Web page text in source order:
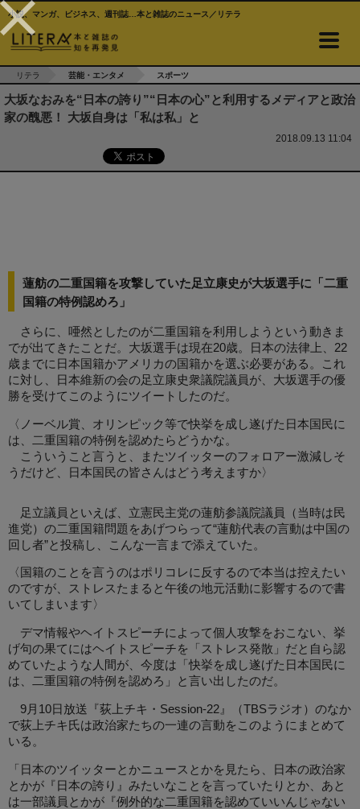
小説、マンガ、ビジネス、週刊誌…本と雑誌のニュース／リテラ
リテラ 芸能・エンタメ スポーツ
大坂なおみを“日本の誇り”“日本の心”と利用するメディアと政治
家の醜悪！ 大坂自身は「私は私」と
2018.09.13 11:04
蓮舫の二重国籍を攻撃していた足立康史が大坂選手に「二重
国籍の特例認めろ」
さらに、唖然としたのが二重国籍を利用しようという動きま
でが出てきたことだ。大坂選手は現在20歳。日本の法律上、22
歳までに日本国籍かアメリカの国籍かを選ぶ必要がある。これ
に対し、日本維新の会の足立康史衆議院議員が、大坂選手の優
勝を受けてこのようにツイートしたのだ。
〈ノーベル賞、オリンピック等で快挙を成し遂げた日本国民に
は、二重国籍の特例を認めたらどうかな。
こういうこと言うと、またツイッターのフォロアー激減しそ
うだけど、日本国民の皆さんはどう考えますか〉
足立議員といえば、立憲民主党の蓮舫参議院議員（当時は民
進党）の二重国籍問題をあげつらって“蓮舫代表の言動は中国の
回し者”と投稿し、こんな一言まで添えていた。
〈国籍のことを言うのはポリコレに反するので本当は控えたい
のですが、ストレスたまると午後の地元活動に影響するので書
いてしまいます〉
デマ情報やヘイトスピーチによって個人攻撃をおこない、挙
げ句の果てにはヘイトスピーチを「ストレス発散」だと自ら認
めていたような人間が、今度は「快挙を成し遂げた日本国民に
は、二重国籍の特例を認めろ」と言い出したのだ。
9月10日放送『荻上チキ・Session-22』（TBSラジオ）のなか
で荻上チキ氏は政治家たちの一連の言動をこのようにまとめて
いる。
「日本のツイッターとかニュースとかを見たら、日本の政治家
とかが『日本の誇り』みたいなことを言っていたりとか、あと
は一部議員とかが『例外的な二重国籍を認めていいんじゃない